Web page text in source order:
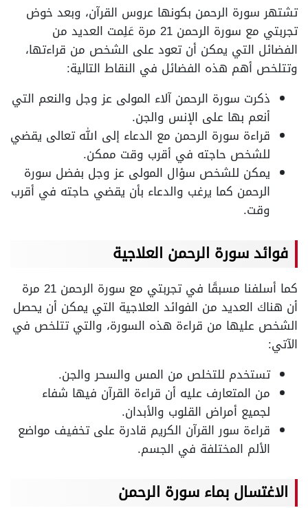
تشتهر سورة الرحمن بكونها عروس القرآن، وبعد خوض
تجربتي مع سورة الرحمن 21 مرة عَلِمت العديد من
الفضائل التي يمكن أن تعود على الشخص من قراءتها،
وتتلخص أهم هذه الفضائل في النقاط التالية:
ذكرت سورة الرحمن آلاء المولى عز وجل والنعم التي
أنعم بها على الإنس والجن.
قراءة سورة الرحمن مع الدعاء إلى الله تعالى يقضي
للشخص حاجته في أقرب وقت ممكن.
يمكن للشخص سؤال المولى عز وجل بفضل سورة
الرحمن كما يرغب والدعاء بأن يقضي حاجته في أقرب
وقت.
فوائد سورة الرحمن العلاجية
كما أسلفنا مسبقًا في تجربتي مع سورة الرحمن 21 مرة
أن هناك العديد من الفوائد العلاجية التي يمكن أن يحصل
الشخص عليها من قراءة هذه السورة، والتي تتلخص في
الآتي:
تستخدم للتخلص من المس والسحر والجن.
من المتعارف عليه أن قراءة القرآن فيها شفاء
لجميع أمراض القلوب والأبدان.
قراءة سور القرآن الكريم قادرة على تخفيف مواضع
الألم المختلفة في الجسم.
الاغتسال بماء سورة الرحمن